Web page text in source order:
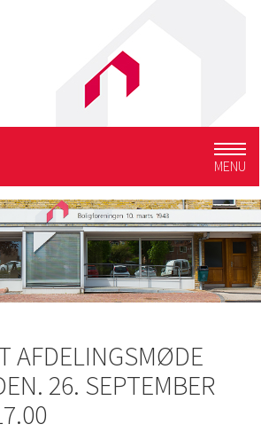
MENU
AFDELINGSMØDE
26. SEPTEMBER